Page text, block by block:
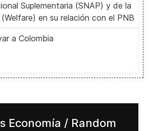
Suplementaria (SNAP) y de la
en su relación con el PNB
a Colombia
Economía / Random